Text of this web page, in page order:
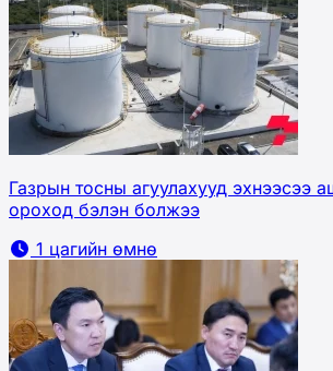
Газрын тосны агуулахууд эхнээсээ
ороход бэлэн болжээ
1 цагийн өмнө